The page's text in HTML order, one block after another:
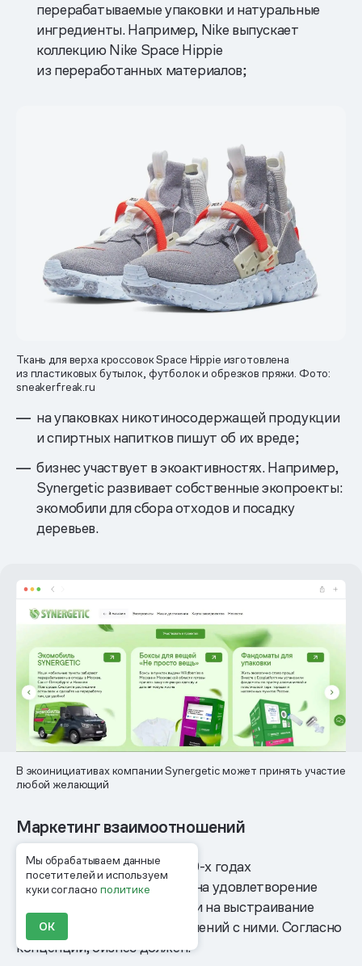
Мы обрабатываем данные
посетителей и используем
куки согласнополитике
ОК
перерабатываемые упаковки и натуральные
ингредиенты. Например, Nike выпускает
коллекцию Nike Space Hippie
из переработанных материалов;
Ткань для верха кроссовок Space Hippie изготовлена
из пластиковых бутылок, футболок и обрезков пряжи. Фото:
sneakerfreak.ru
на упаковках никотиносодержащей продукции
и спиртных напитков пишут об их вреде;
бизнес участвует в экоактивностях. Например,
Synergetic развивает собственные экопроекты:
экомобили для сбора отходов и посадку
деревьев.
В экоинициативах компании Synergetic может принять участие
любой желающий
Маркетинг взаимоотношений
Концепция появилась в 1980-х годах
и ориентирована не только на удовлетворение
потребностей клиентов, но и на выстраивание
долгосрочных взаимоотношений с ними. Согласно
концепции, бизнес должен: